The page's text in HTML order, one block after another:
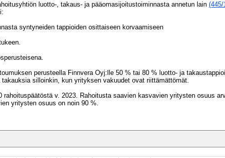
luotto-, takaus- ja pääomasijoitustoiminnasta annetun lain (445/
syntyneiden tappioiden osittaiseen korvaamiseen
perusteella Finnvera Oyj:lle 50 % tai 80 % luotto- ja
silloinkin, kun yrityksen vakuudet ovat riittämättömät.
rahoituspäätöstä v. 2023. Rahoitusta saavien kasvavien yritysten osuus
yritysten osuus on noin 90 %.